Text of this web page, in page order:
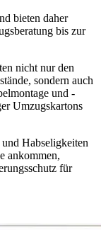
bieten daher
bis zur
nicht nur den
sondern auch
und -
Umzugskartons
Habseligkeiten
ankommen,
für